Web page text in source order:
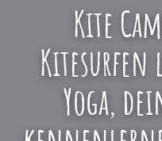
Kite
Yoga,